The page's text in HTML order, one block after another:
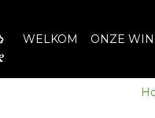
WELKOM ONZE